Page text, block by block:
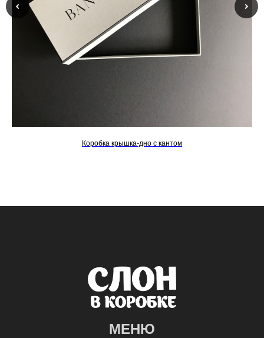
Коробка крышка-дно с кантом
МЕНЮ